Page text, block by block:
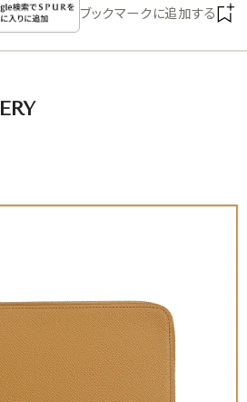
ブックマークに追加する